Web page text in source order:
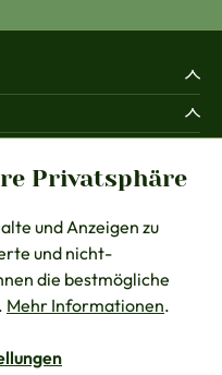
Privatsphäre
und Anzeigen zu
und nicht-
die bestmögliche
Mehr Informationen.